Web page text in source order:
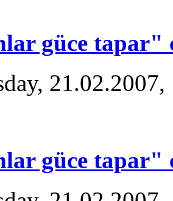
güce tapar"
güce tapar"